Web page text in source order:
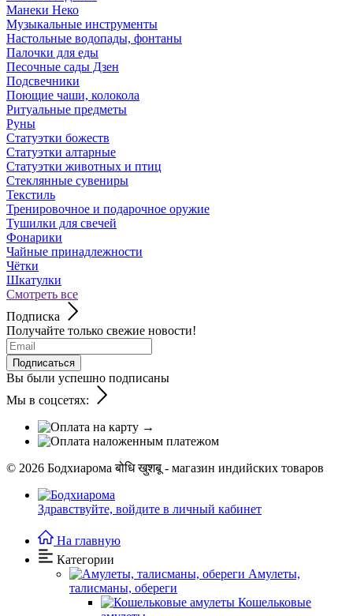
Манеки Неко
Музыкальные инструменты
Настольные водопады, фонтаны
Палочки для еды
Песочные сады Дзен
Подсвечники
Поющие чаши, колокола
Ритуальные предметы
Руны
Статуэтки божеств
Статуэтки алтарные
Статуэтки животных и птиц
Стеклянные сувениры
Текстиль
Тренировочное и подарочное оружие
Тушилки для свечей
Фонарики
Чайные принадлежности
Чётки
Шкатулки
Смотреть все
Подписка
Получайте только свежие новости!
Подписаться
Вы были успешно подписаны
Мы в соцсетях:
© 2026 Бодхиарома बोधि खुशबू - магазин индийских товаров
Здравствуйте, войдите в личный кабинет
На главную
Категории
Амулеты,
талисманы, обереги
Кошельковые